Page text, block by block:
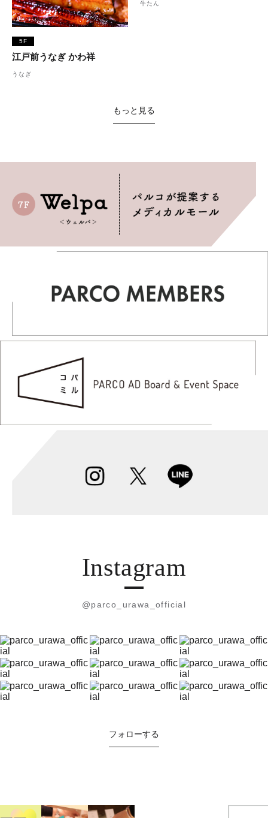
5F
江戸前うなぎ かわ祥
うなぎ
牛たん
もっと見る
Instagram
@parco_urawa_official
フォローする